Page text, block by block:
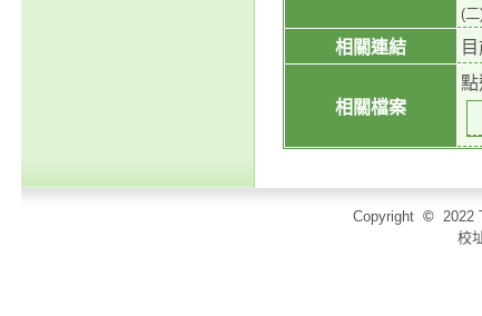
(
相關連結
相關檔案
點
Copyright © 2022
校